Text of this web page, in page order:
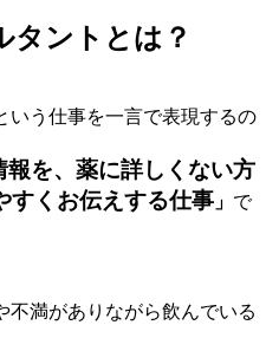
タントとは？
いう仕事を一言で表現するの
を、薬に詳しくない方
すくお伝えする仕事 」 で
不満がありながら飲んでいる